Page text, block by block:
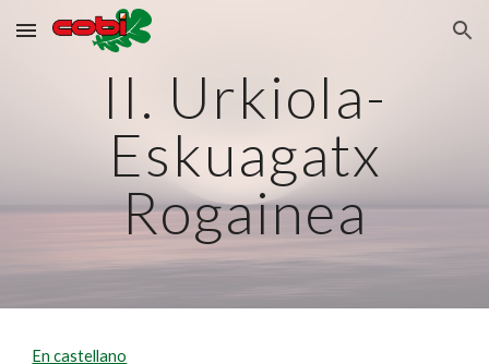
Skip to main content Skip to navigation
II. Urkiola-
Eskuagatx
Rogainea
En castellano